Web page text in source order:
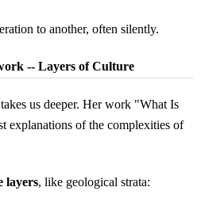
to another, often silently.
-- Layers of Culture
us deeper. Her work "What Is
explanations of the complexities of
layers, like geological strata: